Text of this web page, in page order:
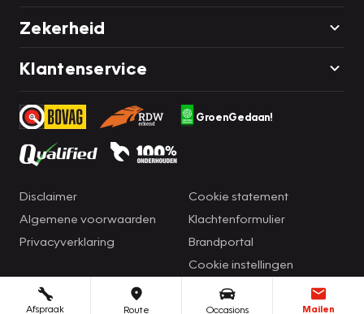
Afspraak Route Occasions Mailen
Zekerheid
Klantenservice
GroenGedaan!
Disclaimer
Algemene voorwaarden
Privacyverklaring
Cookie statement
Klachtenformulier
Brandportal
Cookie instellingen